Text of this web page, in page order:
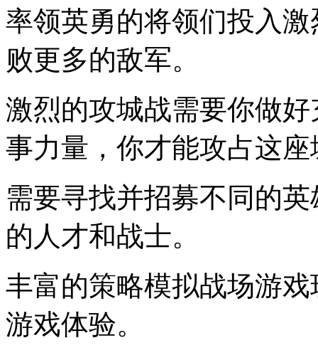
率领英勇的将领们投入
败更多的敌军。
激烈的攻城战需要你做
事力量，你才能攻占这
需要寻找并招募不同的
的人才和战士。
丰富的策略模拟战场游
游戏体验。